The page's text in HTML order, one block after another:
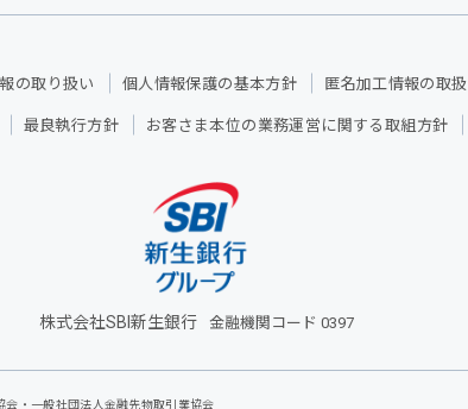
の取り扱い 個人情報保護の基本方針 匿名加工情報の取
最良執行方針 お客さま本位の業務運営に関する取組方針
株式会社SBI新生銀行 金融機関コード 0397
・一般社団法人金融先物取引業協会